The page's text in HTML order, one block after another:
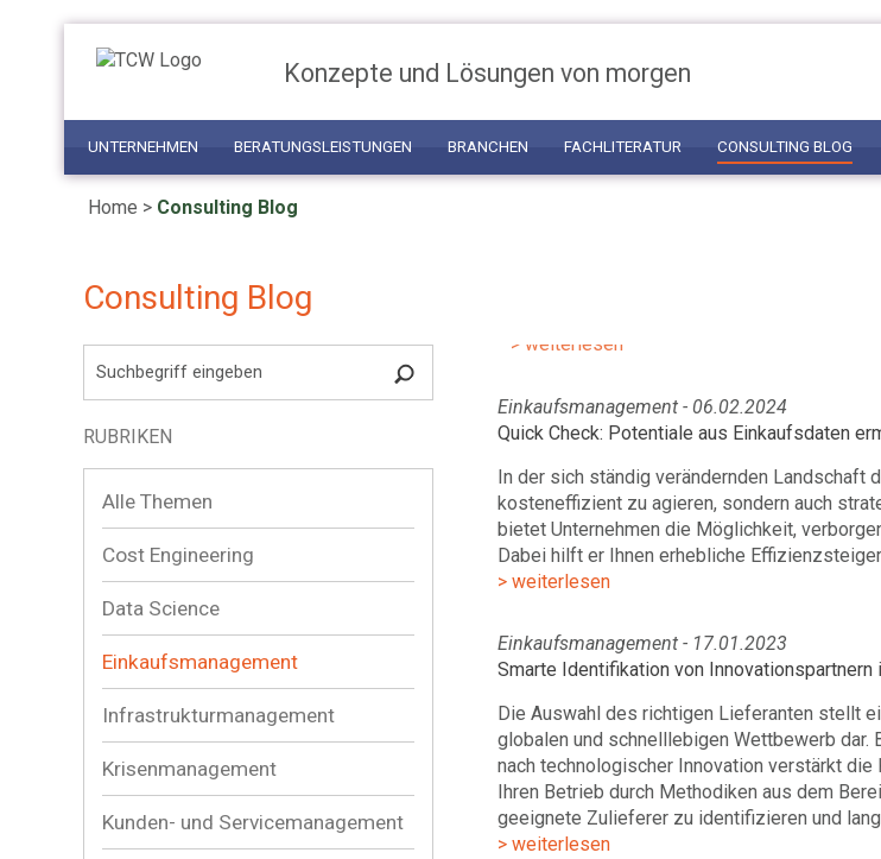
UNTERNEHMEN BERATUNGSLEISTUNGEN BRANCHEN FACHLITERATUR CONSULTING BLOG
Konzepte und Lösungen von morgen
Home > Consulting Blog
Consulting Blog
RUBRIKEN
Alle Themen
Cost Engineering
Data Science
Einkaufsmanagement
Infrastrukturmanagement
Krisenmanagement
Kunden- und Servicemanagement
> weiterlesen
Einkaufsmanagement - 06.02.2024
Quick Check: Potentiale aus Einkaufsdaten
In der sich ständig verändernden Landschaft
kosteneffizient zu agieren, sondern auch
bietet Unternehmen die Möglichkeit,
Dabei hilft er Ihnen erhebliche
> weiterlesen
Einkaufsmanagement - 17.01.2023
Smarte Identifikation von
Die Auswahl des richtigen Lieferanten stellt
globalen und schnelllebigen Wettbewerb
nach technologischer Innovation verstärkt
Ihren Betrieb durch Methodiken aus dem
geeignete Zulieferer zu identifizieren und
> weiterlesen